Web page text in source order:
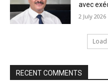
avec
2 July 2026
RECENT COMMENTS